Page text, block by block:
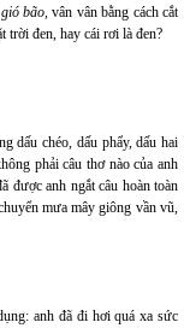
bão, vân vân bằng cách cắt
trời đen, hay cái rơi là đen?
dấu chéo, dấu phẩy, dấu hai
phải câu thơ nào của anh
được anh ngắt câu hoàn toàn
mưa mây giông vần vũ,
anh đã đi hơi quá xa sức